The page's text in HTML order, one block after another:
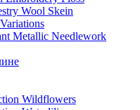
Wool Skein
Metallic Needlework
Wildflowers